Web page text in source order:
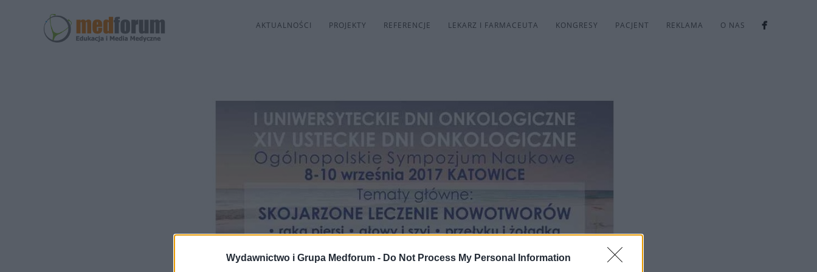
Wydawnictwo i Grupa Medforum - Do Not Process My Personal Information
AKTUALNOŚCI PROJEKTY REFERENCJE LEKARZ I FARMACEUTA KONGRESY PACJENT REKLAMA O NAS